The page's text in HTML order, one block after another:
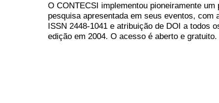
O CONTECSI implementou pioneiramente
pesquisa apresentada em seus eventos, com
ISSN 2448-1041 e atribuição de DOI a todos
edição em 2004. O acesso é aberto e gratuito.